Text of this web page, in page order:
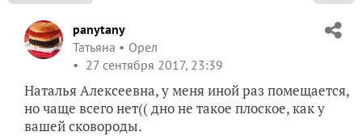
panytany
Татьяна
Орел
27 сентября 2017, 23:39
Наталья Алексеевна, у меня иной раз помещается,
но чаще всего нет(( дно не такое плоское, как у
вашей сковороды.